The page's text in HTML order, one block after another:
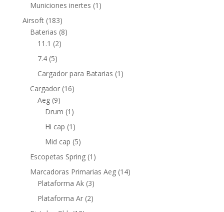
Municiones inertes (1)
Airsoft (183)
Baterias (8)
11.1 (2)
7.4 (5)
Cargador para Batarias (1)
Cargador (16)
Aeg (9)
Drum (1)
Hi cap (1)
Mid cap (5)
Escopetas Spring (1)
Marcadoras Primarias Aeg (14)
Plataforma Ak (3)
Plataforma Ar (2)